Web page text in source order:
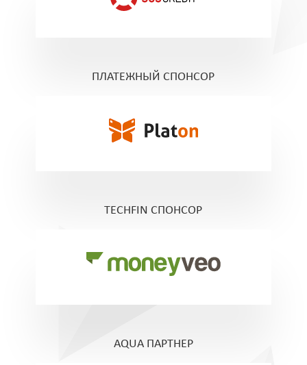
ПЛАТЕЖНЫЙ СПОНСОР
TECHFIN СПОНСОР
AQUA ПАРТНЕР